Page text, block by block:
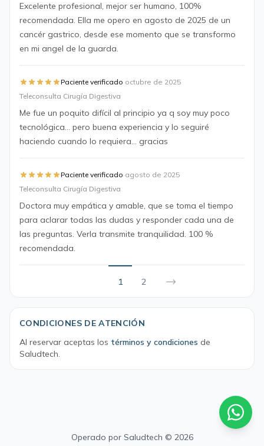
Excelente profesional, mejor ser humano, 100%
recomendada. Ella me opero en agosto de 2025 de un
cancér gastrico, desde ese momento que se transformo
en mi angel de la guarda.
Paciente verificado·octubre de 2025
Teleconsulta Cirugía Digestiva
Me fue un poquito difícil al principio ya q soy muy poco
tecnológica... pero buena experiencia y lo seguiré
haciendo cuando lo requiera... gracias
Paciente verificado·agosto de 2025
Teleconsulta Cirugía Digestiva
Doctora muy empática y amable, que se toma el tiempo
para aclarar todas las dudas y responder cada una de
las preguntas. Verla transmite tranquilidad. 100 %
recomendada.
1 2
CONDICIONES DE ATENCIÓN
Al reservar aceptas los términos y condiciones de
Saludtech.
Operado por Saludtech © 2026